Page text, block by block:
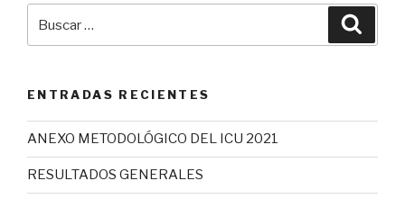
ENTRADAS RECIENTES
ANEXO METODOLÓGICO DEL ICU 2021
RESULTADOS GENERALES